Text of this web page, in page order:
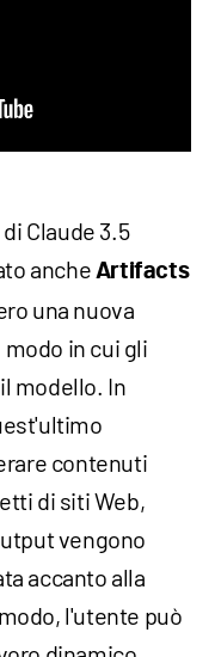
Claude 3.5
anche Artifacts
una nuova
in cui gli
modello. In
contenuti
di siti Web,
vengono
accanto alla
l'utente può